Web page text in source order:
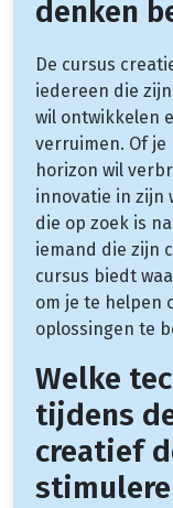
denken
De cursus
iedereen die
wil ontwikkelen
verruimen. Of
horizon wil
innovatie in zijn
die op zoek is
iemand die zijn
cursus biedt
om je te helpen
oplossingen te
Welke
tijdens
creatief